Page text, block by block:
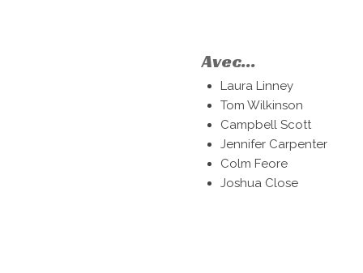
Avec...
Laura Linney
Tom Wilkinson
Campbell Scott
Jennifer Carpenter
Colm Feore
Joshua Close